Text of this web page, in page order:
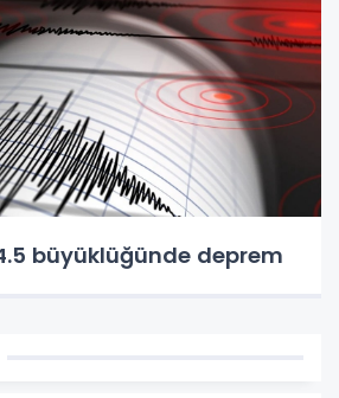
büyüklüğünde deprem